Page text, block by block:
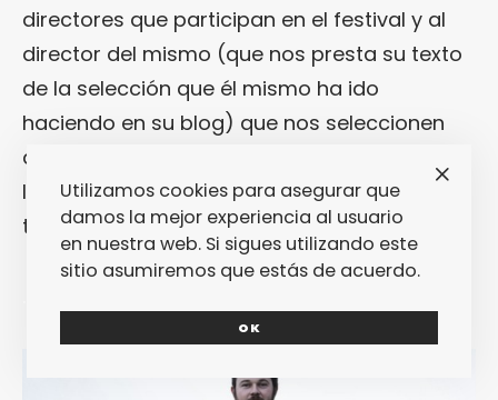
directores que participan en el festival y al
director del mismo (que nos presta su texto
de la selección que él mismo ha ido
haciendo en su blog) que nos seleccionen
qué películas no se van a perder. Porque ya
lo sabes: si ellos no se las pierden… tu
tampoco deberías.
Utilizamos cookies para asegurar que
damos la mejor experiencia al usuario
en nuestra web. Si sigues utilizando este
sitio asumiremos que estás de acuerdo.
OK